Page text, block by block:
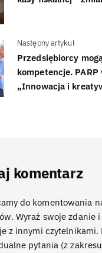
Następny artykuł
Przedsiębiorcy
kompetencje. PARP
„Innowacja i
komentarz
do komentowania
Wyraź swoje zdanie i
z innymi czytelnikami.
pytania (z